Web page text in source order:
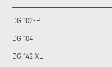
DG 102-P
DG 104
DG 142 XL